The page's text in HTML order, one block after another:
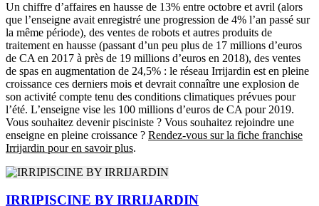
Un chiffre d’affaires en hausse de 13% entre octobre et avril (alors
que l’enseigne avait enregistré une progression de 4% l’an passé sur
la même période), des ventes de robots et autres produits de
traitement en hausse (passant d’un peu plus de 17 millions d’euros
de CA en 2017 à près de 19 millions d’euros en 2018), des ventes
de spas en augmentation de 24,5% : le réseau Irrijardin est en pleine
croissance ces derniers mois et devrait connaître une explosion de
son activité compte tenu des conditions climatiques prévues pour
l’été. L’enseigne vise les 100 millions d’euros de CA pour 2019.
Vous souhaitez devenir pisciniste ? Vous souhaitez rejoindre une
enseigne en pleine croissance ? Rendez-vous sur la fiche franchise
Irrijardin pour en savoir plus.
IRRIPISCINE BY IRRIJARDIN